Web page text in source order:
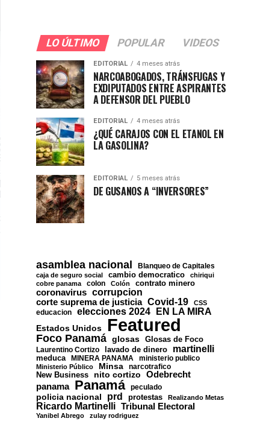
LO ÚLTIMO POPULAR VIDEOS
EDITORIAL 4 meses atrás
NARCOABOGADOS, TRÁNSFUGAS Y
EXDIPUTADOS ENTRE ASPIRANTES
A DEFENSOR DEL PUEBLO
EDITORIAL 4 meses atrás
¿QUÉ CARAJOS CON EL ETANOL EN
LA GASOLINA?
EDITORIAL 5 meses atrás
DE GUSANOS A “INVERSORES”
asamblea nacional Blanqueo de Capitales
caja de seguro social cambio democratico
chiriqui
cobre panama
colon Colón contrato minero
coronavirus corrupcion
corte suprema de justicia Covid-19 CSS
educacion elecciones 2024 EN LA MIRA
Estados Unidos Featured
Foco Panamá glosas Glosas de Foco
Laurentino Cortizo lavado de dinero martinelli
meduca MINERA PANAMA ministerio publico
Ministerio Público Minsa
narcotrafico
New Business
nito cortizo Odebrecht
panama Panamá peculado
policia nacional prd protestas Realizando Metas
Ricardo Martinelli Tribunal Electoral
Yanibel Abrego zulay rodriguez